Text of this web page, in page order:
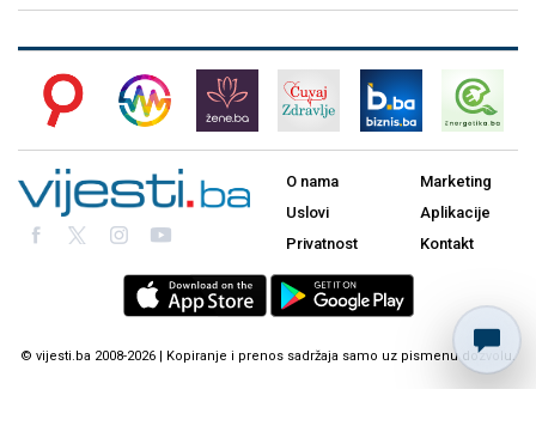
O nama
Uslovi
Privatnost
Marketing
Aplikacije
Kontakt
© vijesti.ba 2008-2026 | Kopiranje i prenos sadržaja samo uz pismenu dozvolu.